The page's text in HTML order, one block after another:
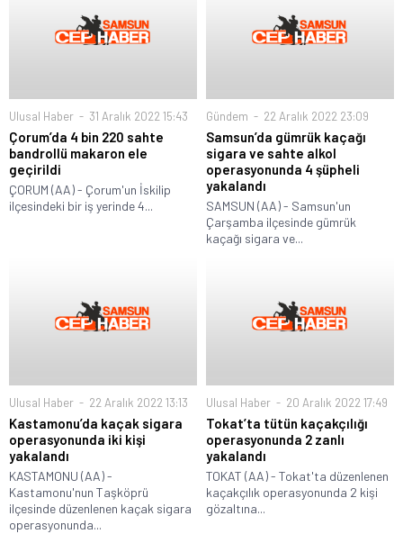
Ulusal Haber 31 Aralık 2022 15:43
Çorum’da 4 bin 220 sahte
bandrollü makaron ele
geçirildi
ÇORUM (AA) - Çorum'un İskilip
ilçesindeki bir iş yerinde 4...
Gündem 22 Aralık 2022 23:09
Samsun’da gümrük kaçağı
sigara ve sahte alkol
operasyonunda 4 şüpheli
yakalandı
SAMSUN (AA) - Samsun'un
Çarşamba ilçesinde gümrük
kaçağı sigara ve...
Ulusal Haber 22 Aralık 2022 13:13
Kastamonu’da kaçak sigara
operasyonunda iki kişi
yakalandı
KASTAMONU (AA) -
Kastamonu'nun Taşköprü
ilçesinde düzenlenen kaçak sigara
operasyonunda...
Ulusal Haber 20 Aralık 2022 17:49
Tokat’ta tütün kaçakçılığı
operasyonunda 2 zanlı
yakalandı
TOKAT (AA) - Tokat'ta düzenlenen
kaçakçılık operasyonunda 2 kişi
gözaltına...